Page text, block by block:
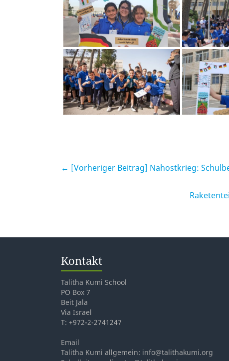
← [Vorheriger Beitrag] Nahostkrieg:
Kontakt
Talitha Kumi School
PO Box 7
Beit Jala
Via Israel
T: +972-2-2741247
Email
Talitha Kumi allgemein: info@talithakumi.org